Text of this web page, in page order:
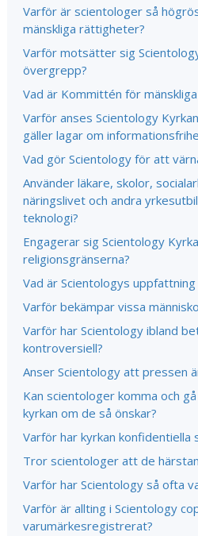
Varför är scientologer så
mänskliga rättigheter?
Varför motsätter sig
övergrepp?
Vad är Kommittén för
Varför anses Scientology
gäller lagar om
Vad gör Scientology för att
Använder läkare, skolor,
näringslivet och andra
teknologi?
Engagerar sig Scientology
religionsgränserna?
Vad är Scientologys
Varför bekämpar vissa
Varför har Scientology ibland
kontroversiell?
Anser Scientology att pressen
Kan scientologer komma och
kyrkan om de så önskar?
Varför har kyrkan konfidentiella
Tror scientologer att de
Varför har Scientology så ofta
Varför är allting i Scientology
varumärkesregistrerat?